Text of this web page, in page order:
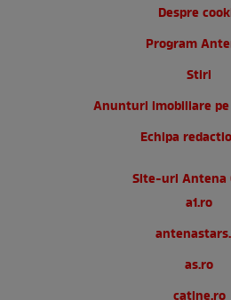
Despre
Program
Stiri
Anunturi imobiliare
Echipa
Site-uri Antena
a1.ro
as.ro